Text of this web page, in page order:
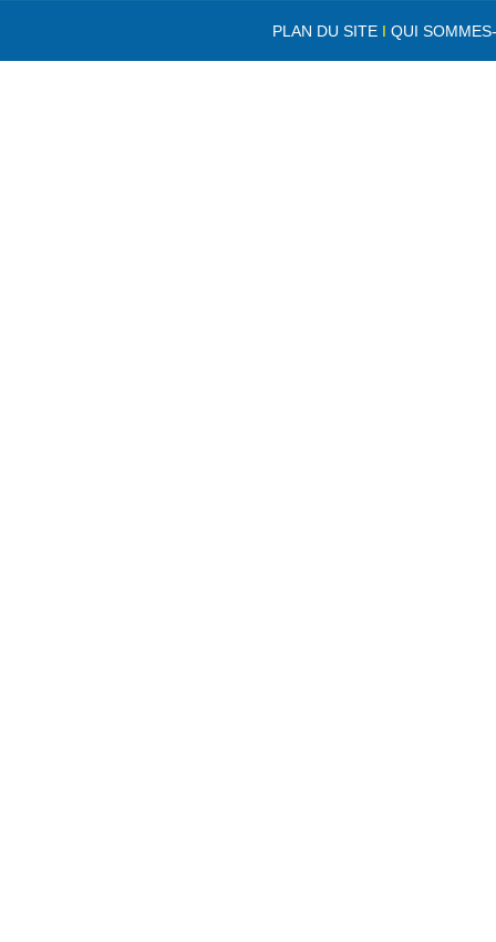
PLAN DU SITE IQUI